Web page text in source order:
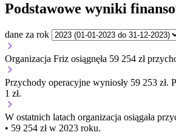
Podstawowe wyniki
dane za rok
Organizacja Friz osiągnęła 59 254 zł
Przychody operacyjne wyniosły 59 253 zł.
1 zł.
W ostatnich latach organizacja osiągała
• 59 254 zł w 2023 roku.